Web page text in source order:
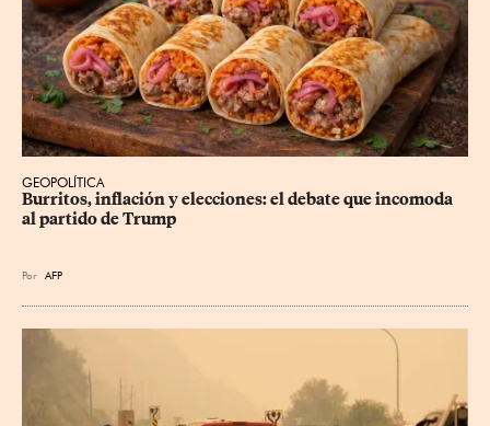
GEOPOLÍTICA
Burritos, inflación y elecciones: el debate que incomoda
al partido de Trump
Por AFP